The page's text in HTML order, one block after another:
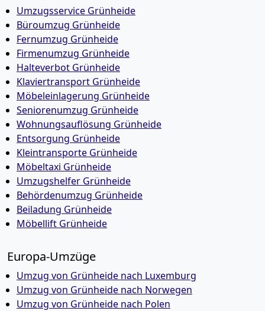
Umzugsservice Grünheide
Büroumzug Grünheide
Fernumzug Grünheide
Firmenumzug Grünheide
Halteverbot Grünheide
Klaviertransport Grünheide
Möbeleinlagerung Grünheide
Seniorenumzug Grünheide
Wohnungsauflösung Grünheide
Entsorgung Grünheide
Kleintransporte Grünheide
Möbeltaxi Grünheide
Umzugshelfer Grünheide
Behördenumzug Grünheide
Beiladung Grünheide
Möbellift Grünheide
Europa-Umzüge
Umzug von Grünheide nach Luxemburg
Umzug von Grünheide nach Norwegen
Umzug von Grünheide nach Polen